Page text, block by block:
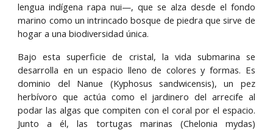
lengua indígena rapa nui—, que se alza desde el fondo
marino como un intrincado bosque de piedra que sirve de
hogar a una biodiversidad única.
Bajo esta superficie de cristal, la vida submarina se
desarrolla en un espacio lleno de colores y formas. Es
dominio del Nanue (Kyphosus sandwicensis), un pez
herbívoro que actúa como el jardinero del arrecife al
podar las algas que compiten con el coral por el espacio.
Junto a él, las tortugas marinas (Chelonia mydas)